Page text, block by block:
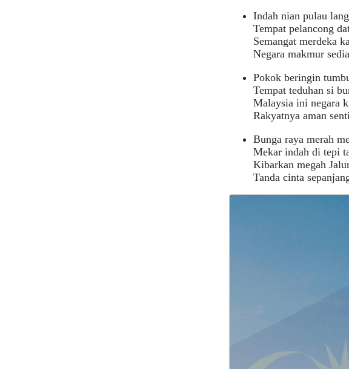
Indah nian pulau
Tempat pelancong
Semangat merdeka
Negara makmur
Pokok beringin
Tempat teduhan si
Malaysia ini negara
Rakyatnya aman
Bunga raya merah
Mekar indah di tepi
Kibarkan megah
Tanda cinta